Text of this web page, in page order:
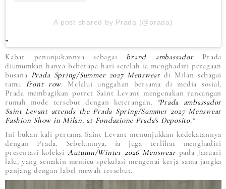
A post shared by Prada (@prada)
Kabar penunjukannya sebagaibrand ambassadorPrada
diumumkan hanya beberapa hari setelah ia menghadiri peragaan
busana Prada Spring/Summer 2027 Mensweardi Milan sebagai
tamu front row. Melalui unggahan bersama di media sosial,
Prada membagikan potret Saint Levant mengenakan rancangan
rumah mode tersebut dengan keterangan,
"Prada ambassador
Saint Levant attends the Prada Spring/Summer 2027 Menswear
Fashion Show in Milan, at Fondazione Prada's Deposito."
Ini bukan kali pertama Saint Levant menunjukkan kedekatannya
dengan Prada. Sebelumnya, ia juga terlihat menghadiri
presentasi koleksiAutumn/Winter 2026 Menswearpada Januari
lalu, yang semakin memicu spekulasi mengenai kerja sama jangka
panjang dengan label mewah tersebut.